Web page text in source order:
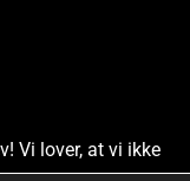
Vi lover, at vi ikke